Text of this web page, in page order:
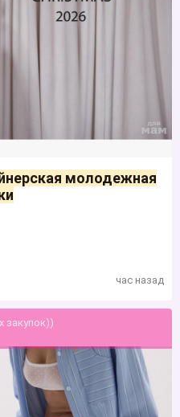
молодежная
час назад
закупок))